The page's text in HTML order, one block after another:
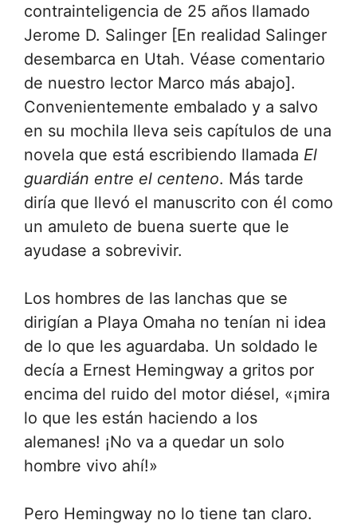
contrainteligencia de 25 años llamado
Jerome D. Salinger [En realidad Salinger
desembarca en Utah. Véase comentario
de nuestro lector Marco más abajo].
Convenientemente embalado y a salvo
en su mochila lleva seis capítulos de una
novela que está escribiendo llamada El
guardián entre el centeno. Más tarde
diría que llevó el manuscrito con él como
un amuleto de buena suerte que le
ayudase a sobrevivir.
Los hombres de las lanchas que se
dirigían a Playa Omaha no tenían ni idea
de lo que les aguardaba. Un soldado le
decía a Ernest Hemingway a gritos por
encima del ruido del motor diésel, «¡mira
lo que les están haciendo a los
alemanes! ¡No va a quedar un solo
hombre vivo ahí!»
Pero Hemingway no lo tiene tan claro.